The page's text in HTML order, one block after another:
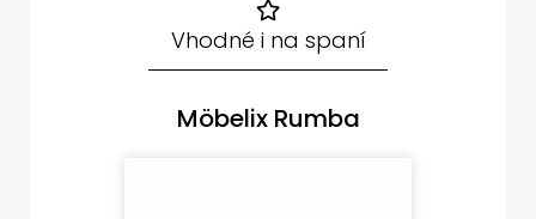
Vhodné i na spaní
Möbelix Rumba